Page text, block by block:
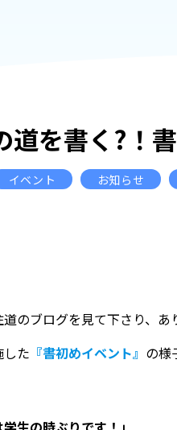
道を書く?！
イベント お知らせ
のブログを見て下さり、あ
た 『書初めイベント』 の様